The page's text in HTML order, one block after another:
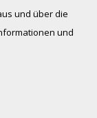
und über die
und